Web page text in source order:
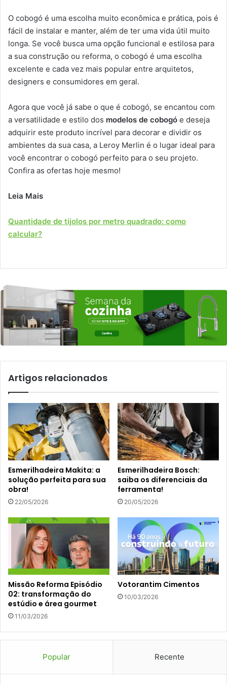
O cobogó é uma escolha muito econômica e prática, pois é
fácil de instalar e manter, além de ter uma vida útil muito
longa. Se você busca uma opção funcional e estilosa para
a sua construção ou reforma, o cobogó é uma escolha
excelente e cada vez mais popular entre arquitetos,
designers e consumidores em geral.
Agora que você já sabe o que é cobogó, se encantou com
a versatilidade e estilo dos modelos de cobogó e deseja
adquirir este produto incrível para decorar e dividir os
ambientes da sua casa, a Leroy Merlin é o lugar ideal para
você encontrar o cobogó perfeito para o seu projeto.
Confira as ofertas hoje mesmo!
Leia Mais
Quantidade de tijolos por metro quadrado: como
calcular?
Artigos relacionados
Esmerilhadeira Makita: a
solução perfeita para sua
obra!
22/05/2026
Esmerilhadeira Bosch:
saiba os diferenciais da
ferramenta!
20/05/2026
Missão Reforma Episódio
02: transformação do
estúdio e área gourmet
11/03/2026
Votorantim Cimentos
10/03/2026
Popular Recente